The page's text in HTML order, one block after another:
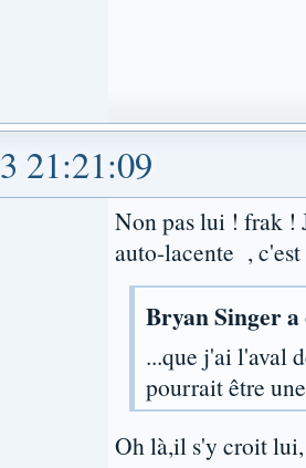
21:21:09
Non pas lui ! frak !
auto-lacente ,
Bryan Singer
...que j'ai l'aval
pourrait être
Oh là,il s'y croit